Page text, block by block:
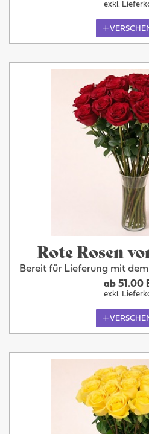
exkl.
Rote Rosen
Bereit für Lieferung mit
ab 51.00
exkl.